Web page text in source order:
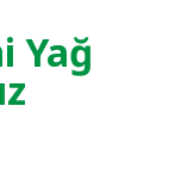
Yağ